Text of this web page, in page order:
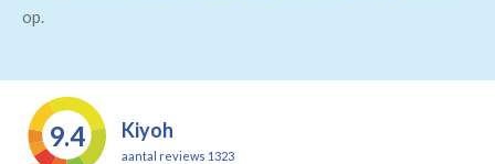
op.
9.4 Kiyoh
aantal reviews 1323